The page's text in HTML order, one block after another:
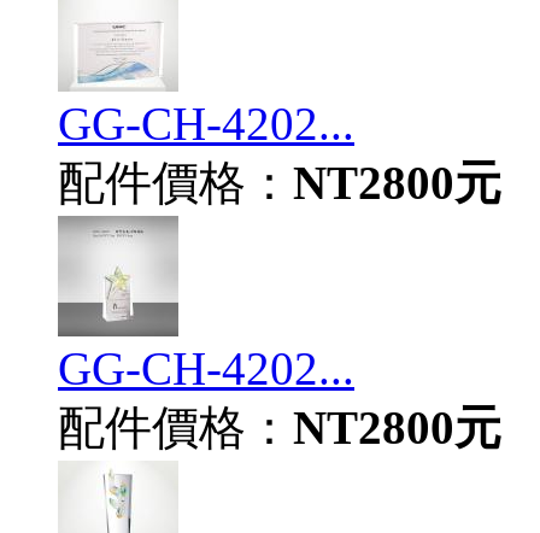
GG-CH-4202...
配件價格： NT2800元
GG-CH-4202...
配件價格： NT2800元